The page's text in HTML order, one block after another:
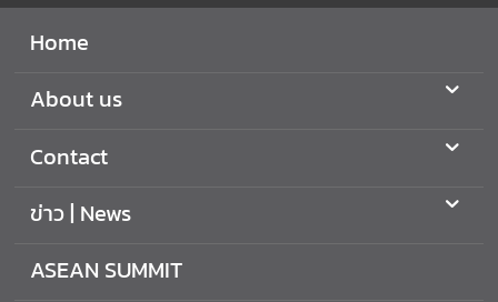
o
n
c
i
i
Home
About us
Contact
ข่าว | News
ASEAN SUMMIT